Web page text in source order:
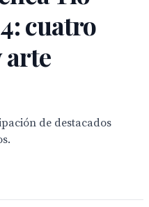
cuatro
arte
de destacados